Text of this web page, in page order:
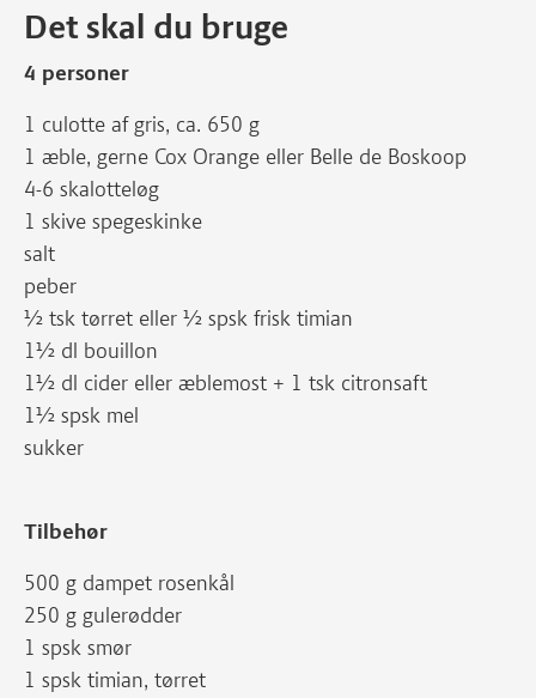
Det skal du bruge
4 personer
1 culotte af gris, ca. 650 g
1 æble, gerne Cox Orange eller Belle de Boskoop
4-6 skalotteløg
1 skive spegeskinke
salt
peber
½ tsk tørret eller ½ spsk frisk timian
1½ dl bouillon
1½ dl cider eller æblemost + 1 tsk citronsaft
1½ spsk mel
sukker
Tilbehør
500 g dampet rosenkål
250 g gulerødder
1 spsk smør
1 spsk timian, tørret